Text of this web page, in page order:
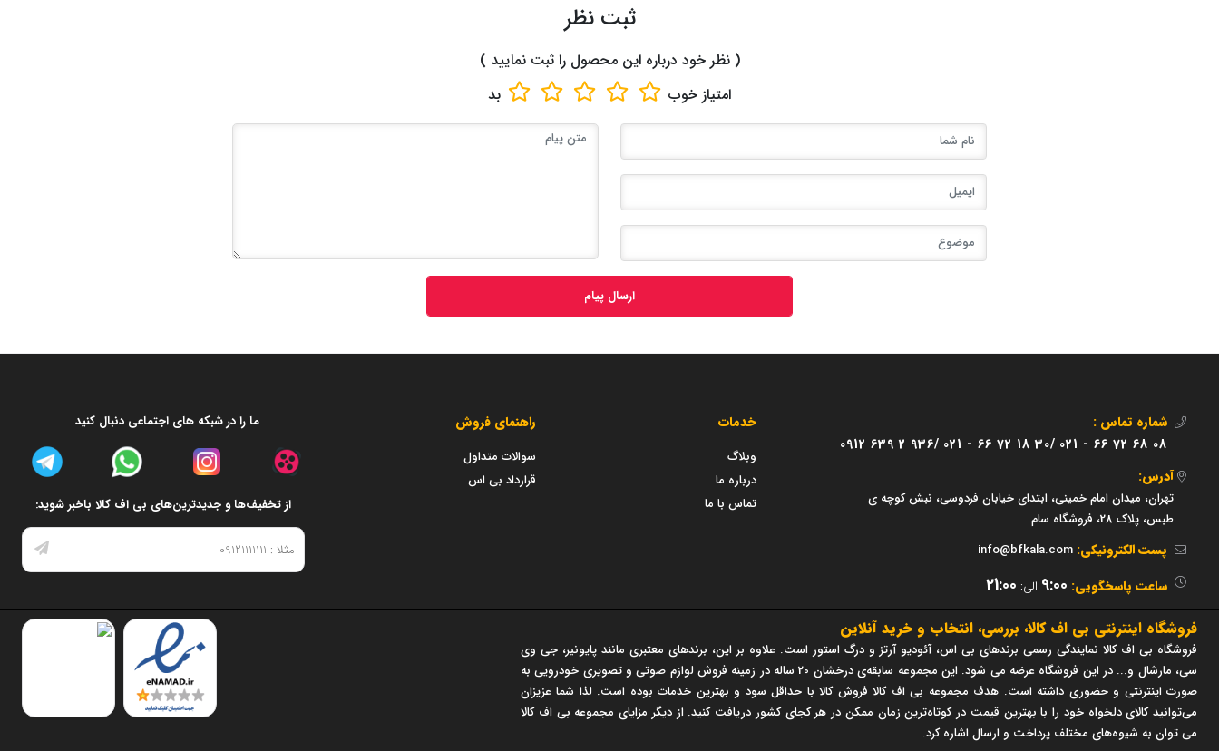
ثبت نظر
( نظر خود درباره این محصول را ثبت نمایید )
امتیاز خوب بد
ارسال پیام
شماره تماس :
021 - 66 72 68 08
021 - 66 72 18 30/
0912 639 2 936/
آدرس:
تهران، میدان امام خمینی، ابتدای خیابان فردوسی، نبش کوچه ی
طبس، پلاک 28، فروشگاه سام
پست الکترونیکی: info@bfkala.com
ساعت پاسخگویی: 9:00 الی: 21:00
خدمات
وبلاگ
درباره ما
تماس با ما
راهنمای فروش
سوالات متداول
قرارداد بی اس
ما را در شبکه های اجتماعی دنبال کنید
از تخفیف‌ها و جدیدترین‌های بی اف کالا باخبر شوید:
فروشگاه اینترنتی بی اف کالا، بررسی، انتخاب و خرید آنلاین
فروشگاه بی اف کالا نمایندگی رسمی برندهای بی اس، آئودیو آرتز و درگ استور است. علاوه بر این، برندهای معتبری مانند پایونیر، جی وی
سی، مارشال و... در این فروشگاه عرضه می شود. این مجموعه سابقه‌ی درخشان 20 ساله در زمینه فروش لوازم صوتی و تصویری خودرویی به
صورت اینترنتی و حضوری داشته است. هدف مجموعه بی اف کالا فروش کالا با حداقل سود و بهترین خدمات بوده است. لذا شما عزیزان
می‌توانید کالای دلخواه خود را با بهترین قیمت در کوتاه‌ترین زمان ممکن در هر کجای کشور دریافت کنید. از دیگر مزایای مجموعه بی اف کالا
می توان به شیوه‌های مختلف پرداخت و ارسال اشاره کرد.